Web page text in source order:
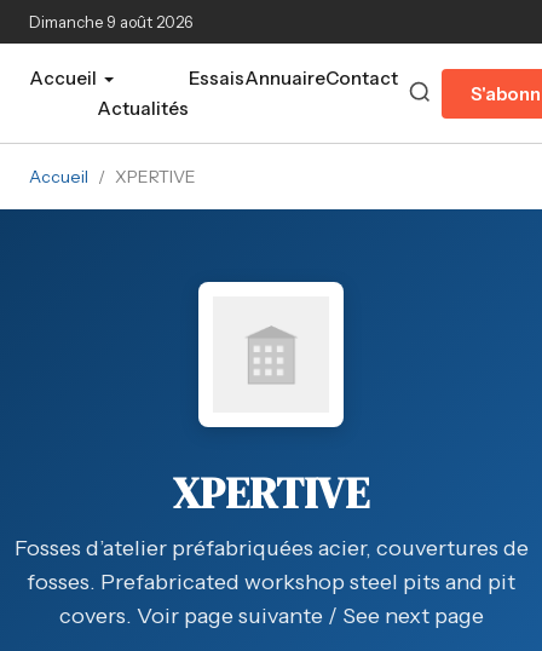
Aller au contenu principal
Dimanche 9 août 2026
Accueil
Actualités
EssaisAnnuaireContact
Accueil / XPERTIVE
XPERTIVE
Fosses d’atelier préfabriquées acier, couvertures de
fosses. Prefabricated workshop steel pits and pit
covers. Voir page suivante / See next page